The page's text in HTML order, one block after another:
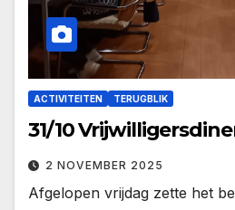
ACTIVITEITEN TERUGBLIK
31/10
2 NOVEMBER 2025
Afgelopen vrijdag zette het